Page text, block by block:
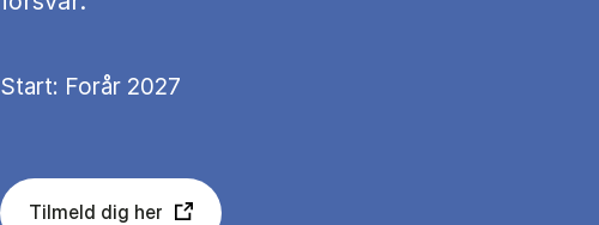
Start: Forår 2027
Tilmeld dig her